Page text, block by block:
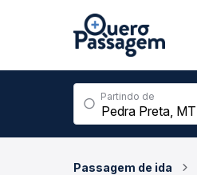
Partindo de
Passagem de ida